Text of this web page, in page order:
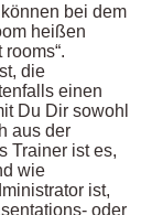
bei dem
heißen
die
einen
Du Dir sowohl
aus der
Trainer ist es,
wie
ist,
oder